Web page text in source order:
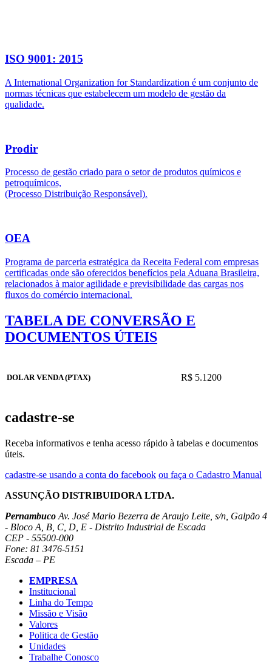
ISO 9001: 2015
A International Organization for Standardization é um conjunto de
normas técnicas que estabelecem um modelo de gestão da
qualidade.
Prodir
Processo de gestão criado para o setor de produtos químicos e
petroquímicos,
(Processo Distribuição Responsável).
OEA
Programa de parceria estratégica da Receita Federal com empresas
certificadas onde são oferecidos benefícios pela Aduana Brasileira,
relacionados à maior agilidade e previsibilidade das cargas nos
fluxos do comércio internacional.
TABELA DE CONVERSÃO E
DOCUMENTOS ÚTEIS
DOLAR VENDA (PTAX) R$ 5.1200
cadastre-se
Receba informativos e tenha acesso rápido à tabelas e documentos
úteis.
cadastre-se usando a conta do facebook ou faça o Cadastro Manual
ASSUNÇÃO DISTRIBUIDORA LTDA.
Pernambuco Av. José Mario Bezerra de Araujo Leite, s/n, Galpão 4
- Bloco A, B, C, D, E - Distrito Industrial de Escada
CEP - 55500-000
Fone: 81 3476-5151
Escada – PE
EMPRESA
Institucional
Linha do Tempo
Missão e Visão
Valores
Politica de Gestão
Unidades
Trabalhe Conosco